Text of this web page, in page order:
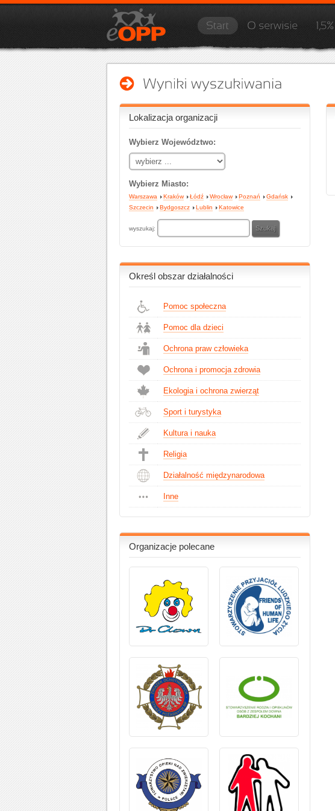
Lokalizacja organizacji
Wybierz Województwo:
Wybierz Miasto:
Warszawa Kraków Łódź Wrocław Poznań
Gdańsk
Szczecin
Bydgoszcz Lublin Katowice
wyszukaj:
Określ obszar działalności
Pomoc społeczna
Pomoc dla dzieci
Ochrona praw człowieka
Ochrona i promocja zdrowia
Ekologia i ochrona zwierząt
Sport i turystyka
Kultura i nauka
Religia
Działalność międzynarodowa
Inne
Organizacje polecane